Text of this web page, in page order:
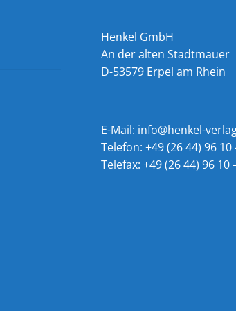
Henkel GmbH
An der alten Stadtmauer
D-53579 Erpel am Rhein
E-Mail: info@henkel-
Telefon: +49 (26 44) 96 10
Telefax: +49 (26 44) 96 10